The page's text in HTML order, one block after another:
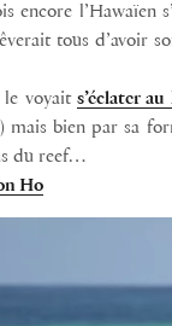
encore l’Hawaïen
tous d’avoir
le voyaits’éclater
bien par sa
du reef…
Ho